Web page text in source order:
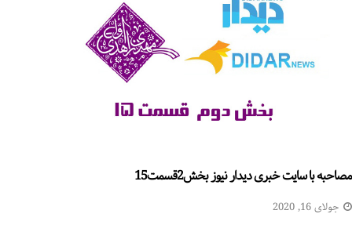
مصاحبه با سایت خبری دیدار نیوز بخش2قسمت15
جولای 16, 2020